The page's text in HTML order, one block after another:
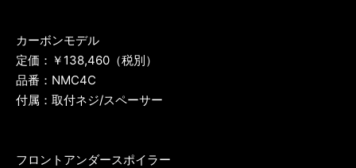
カーボンモデル
定価：￥138,460（税別）
品番：NMC4C
付属：取付ネジ/スペーサー
フロントアンダースポイラー